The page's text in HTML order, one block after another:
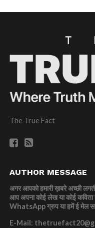
The True Fact
AUTHOR MESSAGE
अगर आपको हमारी ख़बरे अच्छी
आप अपना कोई लेख या कोई कविता
WhatsApp ग्रुप या हमें ई मेल
E-Mail: